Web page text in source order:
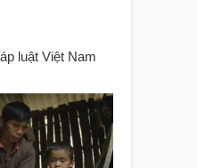
luật Việt Nam